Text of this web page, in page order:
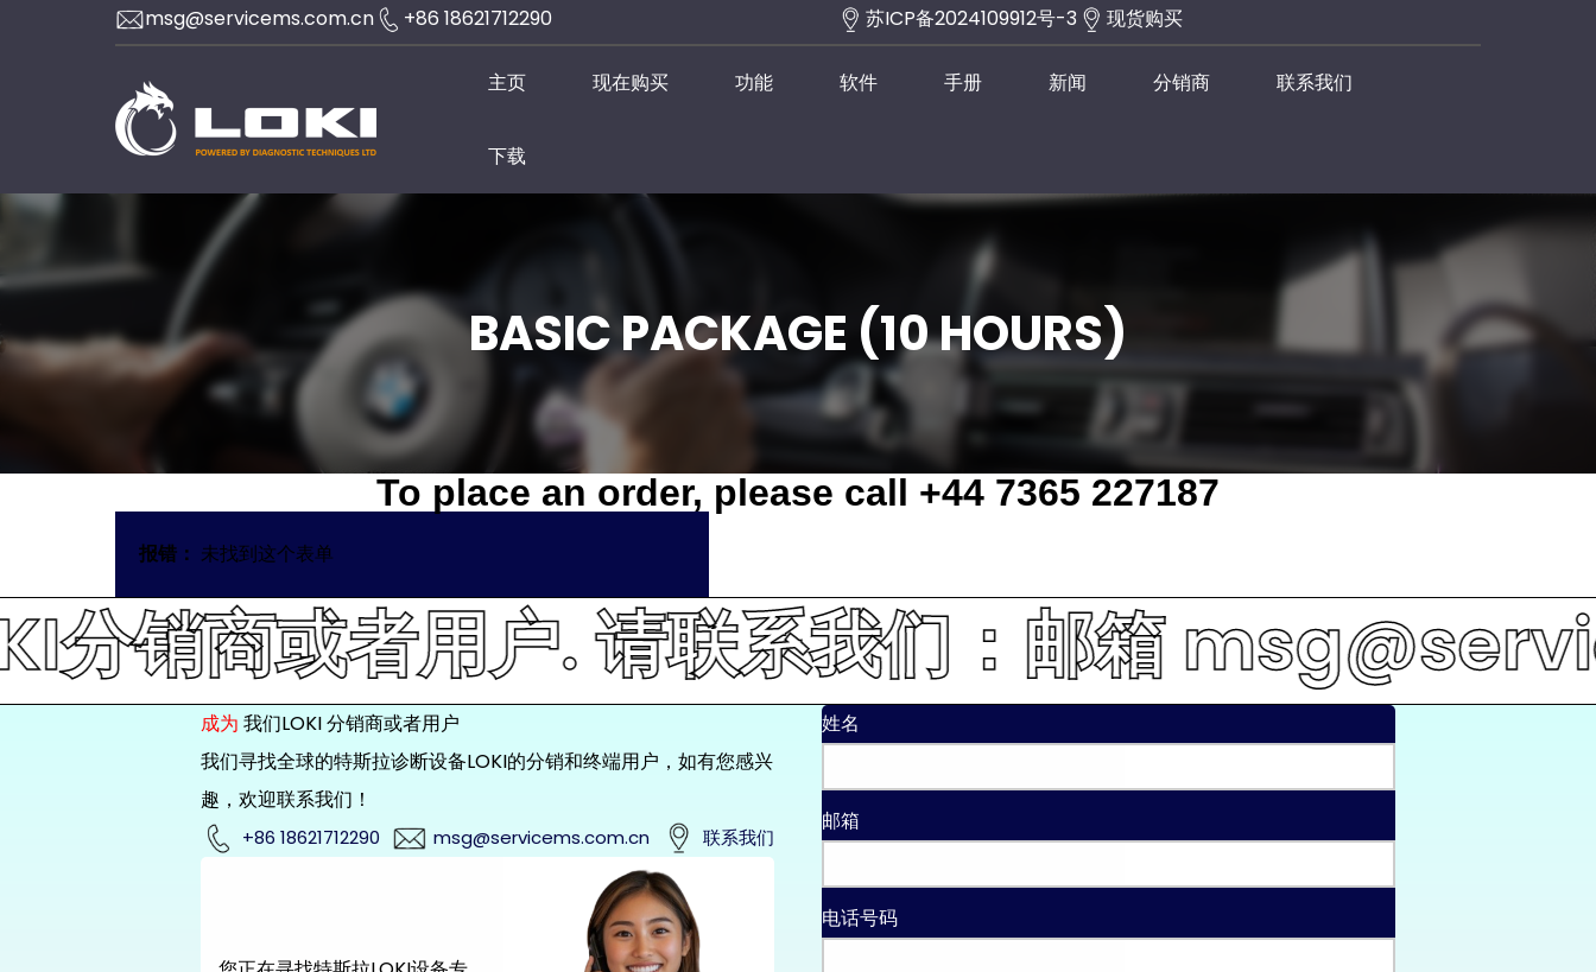
msg@servicems.com.cn +86 18621712290 苏ICP备2024109912号-3 现货购买
主页 现在购买 功能 软件 手册 新闻 分销商 联系我们
下载
BASIC PACKAGE (10 HOURS)
To place an order, please call +44 7365 227187
报错： 未找到这个表单
分销商或者用户. 请联系我们：邮箱
成为 我们LOKI 分销商或者用户
我们寻找全球的特斯拉诊断设备LOKI的分销和终端用户，如有您感兴
趣，欢迎联系我们！
+86 18621712290 msg@servicems.com.cn 联系我们
姓名
邮箱
电话号码